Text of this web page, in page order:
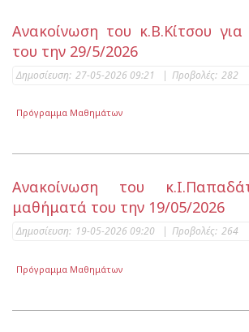
Ανακοίνωση του κ.Β.Κίτσου
του την 29/5/2026
Δημοσίευση: 27-05-2026 09:21 | Προβολές: 282
Πρόγραμμα Μαθημάτων
Ανακοίνωση του
μαθήματά του την 19/05/2026
Δημοσίευση: 19-05-2026 09:20 | Προβολές: 264
Πρόγραμμα Μαθημάτων